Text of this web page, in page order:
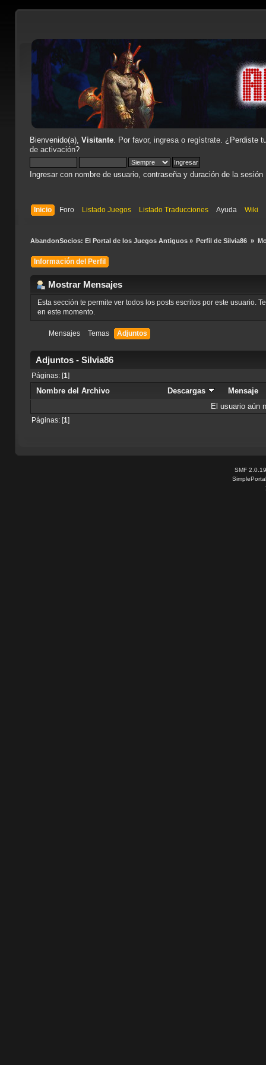
Bienvenido(a), Visitante. Por favor, ingresao regístrate. ¿Perdiste
de activación?
Ingresar con nombre de usuario, contraseña y duración de la sesión
Inicio Foro Listado Juegos Listado Traducciones Ayuda Wiki
AbandonSocios: El Portal de los Juegos Antiguos» Perfil de Silvia86 »
Información del Perfil
Mostrar Mensajes
Esta sección te permite ver todos los posts escritos por este usuario.
en este momento.
Mensajes Temas Adjuntos
Adjuntos - Silvia86
Páginas: [1]
Nombre del Archivo Descargas
Mensaje
El usuario aún
Páginas: [1]
SMF 2.0.19